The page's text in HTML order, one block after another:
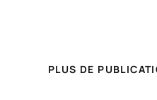
PLUS DE